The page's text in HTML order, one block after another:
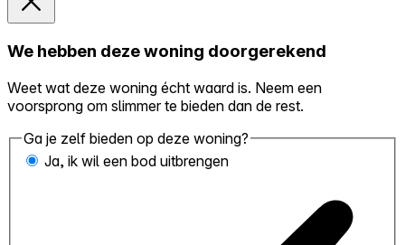
We hebben deze woning doorgerekend
Weet wat deze woning écht waard is. Neem een
voorsprong om slimmer te bieden dan de rest.
Ga je zelf bieden op deze woning?
Ja, ik wil een bod uitbrengen